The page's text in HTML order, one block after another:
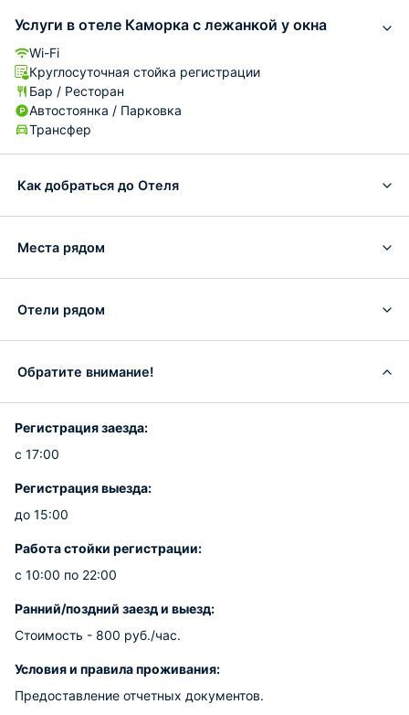
Услуги в отеле Каморка с лежанкой у окна
Wi-Fi
Круглосуточная стойка регистрации
Бар / Ресторан
Автостоянка / Парковка
Трансфер
Как добраться до Отеля
Места рядом
Отели рядом
Обратите внимание!
Регистрация заезда:
с 17:00
Регистрация выезда:
до 15:00
Работа стойки регистрации:
с 10:00 по 22:00
Ранний/поздний заезд и выезд:
Стоимость - 800 руб./час.
Условия и правила проживания:
Предоставление отчетных документов.